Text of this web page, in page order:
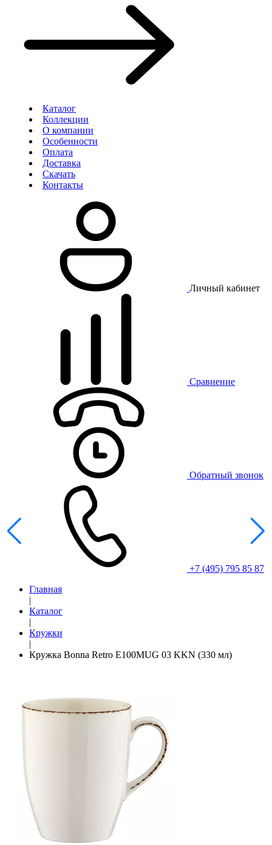
Каталог
Коллекции
О компании
Особенности
Оплата
Доставка
Скачать
Контакты
Личный кабинет
Сравнение
Обратный звонок
+7 (495) 795 85 87
Главная
|
Каталог
|
Кружки
|
Кружка Bonna Retro E100MUG 03 KKN (330 мл)